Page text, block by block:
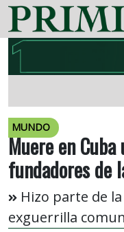
MUNDO
Muere en
fundadores de
Hizo parte de
exguerrilla